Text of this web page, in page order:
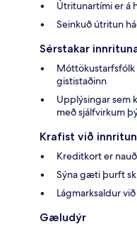
Útritunartími er á
Seinkuð útritun
Sérstakar
Móttökustarfsfólk
gististaðinn
Upplýsingar sem
með sjálfvirkum
Krafist við innritun
Kreditkort er
Sýna gæti þurft
Lágmarksaldur
Gæludýr